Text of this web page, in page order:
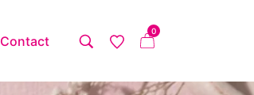
Contact
0